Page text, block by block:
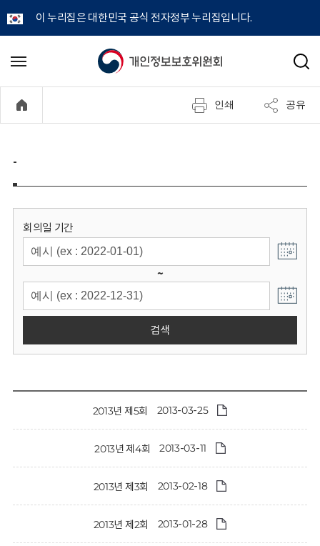
이 누리집은 대한민국 공식 전자정부 누리집입니다.
개
정
보
위
원
회
메
기
검
인쇄 공유
-
회의일 기간
~
검색
2013년 제5회 2013-03-25
2013년 제4회 2013-03-11
2013년 제3회 2013-02-18
2013년 제2회 2013-01-28